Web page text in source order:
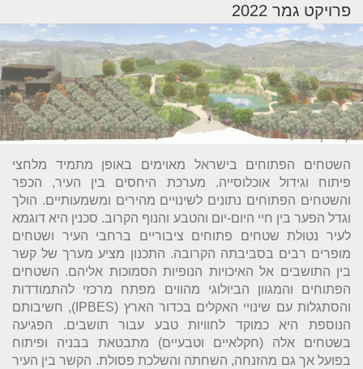
פרויקט גמר 2022
השטחים הפתוחים בישראל מאוימים באופן מתמיד מלחצי
פיתוח וגידול אוכלוסייה. מערכת היחסים בין העיר, הכפר
והשטחים הפתוחים נתונים לשינויים מהירים ומשמעותיים. הולך
וגדל הפער בין חיי היום-יום והטבע והנוף הקרוב. סכנין היא דוגמא
לעיר נטולת שטחים פתוחים ציבוריים ברחבי העיר ושטחים
מופרים רבים בסביבתה הקרובה. התכנון מציע מערך של קשר
בין התושבים אל האיכויות הנופיות הסמוכות אליהם. השטחים
הפתוחים והמגוון הביולוגי מהווים מפתח מרכזי להתמודדות
והסתגלות עם שינויי האקלים בכדור הארץ (IPBES), חשיבותם
הנוספת היא כמוקד לחוויות טבע עבור תושבים. הפגיעה
בשטחים אלה (חקלאיים וטבעיים) מתבטאת בבניה ופיתוח
בפועל אך גם מהזנחה, השחתה והשלכת פסולת. הקשר בין העיר